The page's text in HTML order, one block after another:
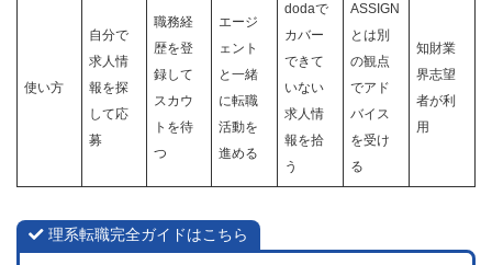
使い方
自分で
求人情
報を探
して応
募
職務経
歴を登
録して
スカウ
トを待
つ
エージ
ェント
と一緒
に転職
活動を
進める
dodaで
カバー
できて
いない
求人情
報を拾
う
ASSIGN
とは別
の観点
でアド
バイス
を受け
る
知財業
界志望
者が利
用
理系転職完全ガイドはこちら